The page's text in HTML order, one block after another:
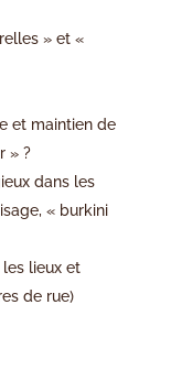
» et «
et maintien de
» ?
dans les
« burkini
les lieux et
de rue)